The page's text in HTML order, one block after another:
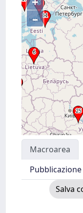
–
Macroarea
Pubblicazione
Salva